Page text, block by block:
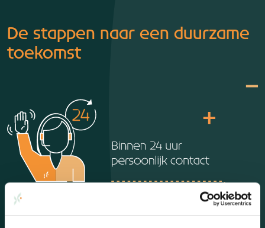
De stappen naar een duurzame
toekomst